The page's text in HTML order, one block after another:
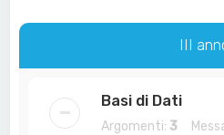
III
Basi di Dati
Argomenti: 3